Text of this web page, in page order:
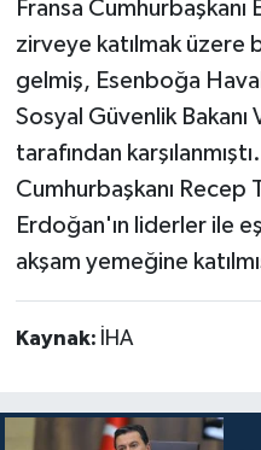
Fransa
zirveye katılmak üzere
gelmiş, Esenboğa
Sosyal Güvenlik
tarafından
Cumhurbaşkanı Recep
Erdoğan'ın liderler ile
akşam yemeğine
Kaynak: İHA